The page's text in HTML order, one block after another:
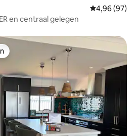
Gemiddelde
4,96 (97)
en centraal gelegen